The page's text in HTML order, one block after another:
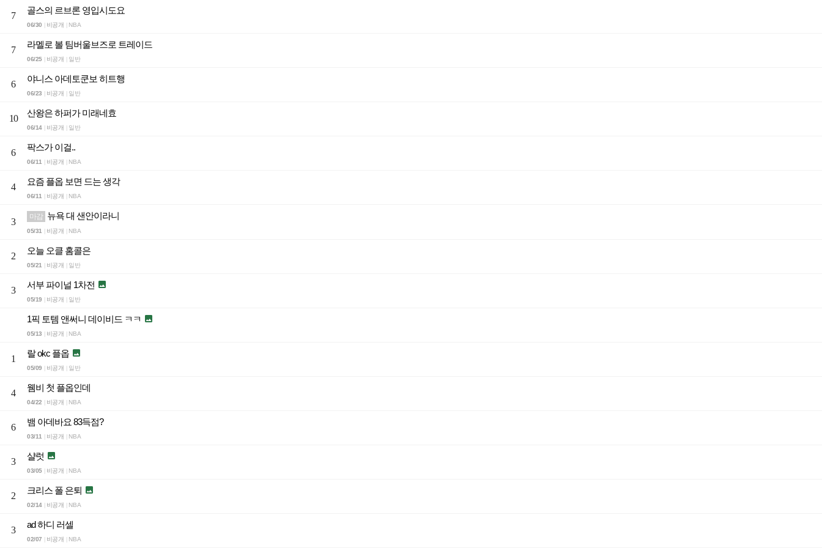
7
골스의 르브론 영입시도요
06/30 비공개 NBA
7
라멜로 볼 팀버울브즈로 트레이드
06/25 비공개 일반
6
야니스 아데토쿤보 히트행
06/23 비공개 일반
10
산왕은 하퍼가 미래네효
06/14 비공개 일반
6
팍스가 이걸..
06/11 비공개 NBA
4
요즘 플옵 보면 드는 생각
06/11 비공개 NBA
3 마감 뉴욕 대 샌안이라니
05/31 비공개 NBA
2
오늘 오클 홈콜은
05/21 비공개 일반
3
서부 파이널 1차전 
05/19 비공개 일반
1픽 토템 앤써니 데이비드 ㅋㅋ 
05/13 비공개 NBA
1
랄 okc 플옵 
05/09 비공개 일반
4
웸비 첫 플옵인데
04/22 비공개 NBA
6
뱀 아데바요 83득점?
03/11 비공개 NBA
3
샬럿 
03/05 비공개 NBA
2
크리스 폴 은퇴 
02/14 비공개 NBA
3
ad 하디 러셀
02/07 비공개 NBA